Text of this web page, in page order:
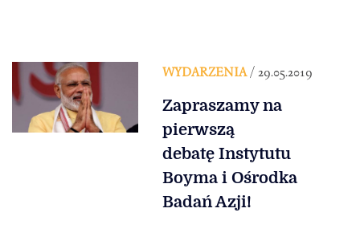
WYDARZENIA/ 29.05.2019
Zapraszamy na
pierwszą
debatę Instytutu
Boyma i Ośrodka
Badań Azji!